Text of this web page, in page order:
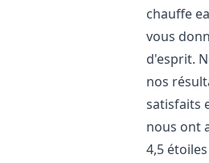
chauffe
vous
d'esprit.
nos
satisfaits
nous ont
4,5